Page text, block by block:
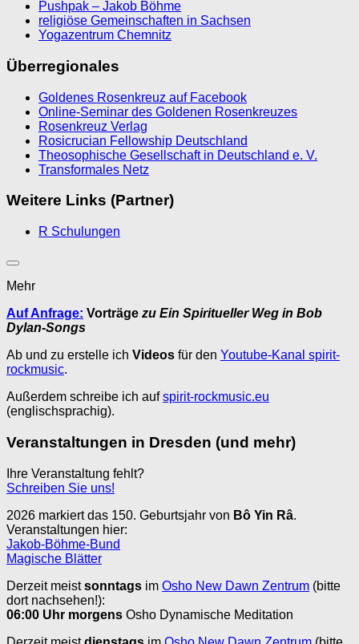
Pushpak – Jakob Böhme
religiöse Gemeinschaften in Sachsen
Yogazentrum Chemnitz
Überregionales
Goldenes Rosenkreuz auf Facebook
Online-Seminar des Goldenen Rosenkreuzes
Rosenkreuz Verlag
Rosicrucian Fellowship Deutschland
Theosophische Gesellschaft in Deutschland e. V.
Transformales Netz
Weitere Links (Partner)
R Schulungen
Mehr
Auf Anfrage: Vorträge zu Ein Spiritueller Weg in Bob
Dylan-Songs
Ab und zu erstelle ich Videos für den Youtube-Kanal spirit-
rockmusic.
Außerdem schreibe ich aufspirit-rockmusic.eu
(englischsprachig).
Veranstaltungen in Dresden (und mehr)
Ihre Veranstaltung fehlt?
Schreiben Sie uns!
2026 markiert das 150. Geburtsjahr von Bô Yin Râ.
Veranstaltungen hier:
Jakob-Böhme-Bund
Magische Blätter
Derzeit meistsonntags im Osho New Dawn Zentrum (bitte
dort nachsehen!):
06:00 Uhr morgens Osho Dynamische Meditation